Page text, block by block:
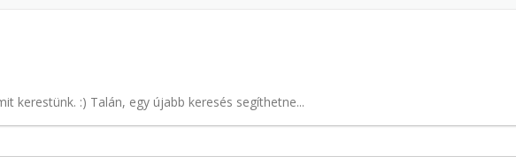
kerestünk. :) Talán, egy újabb keresés segíthetne...